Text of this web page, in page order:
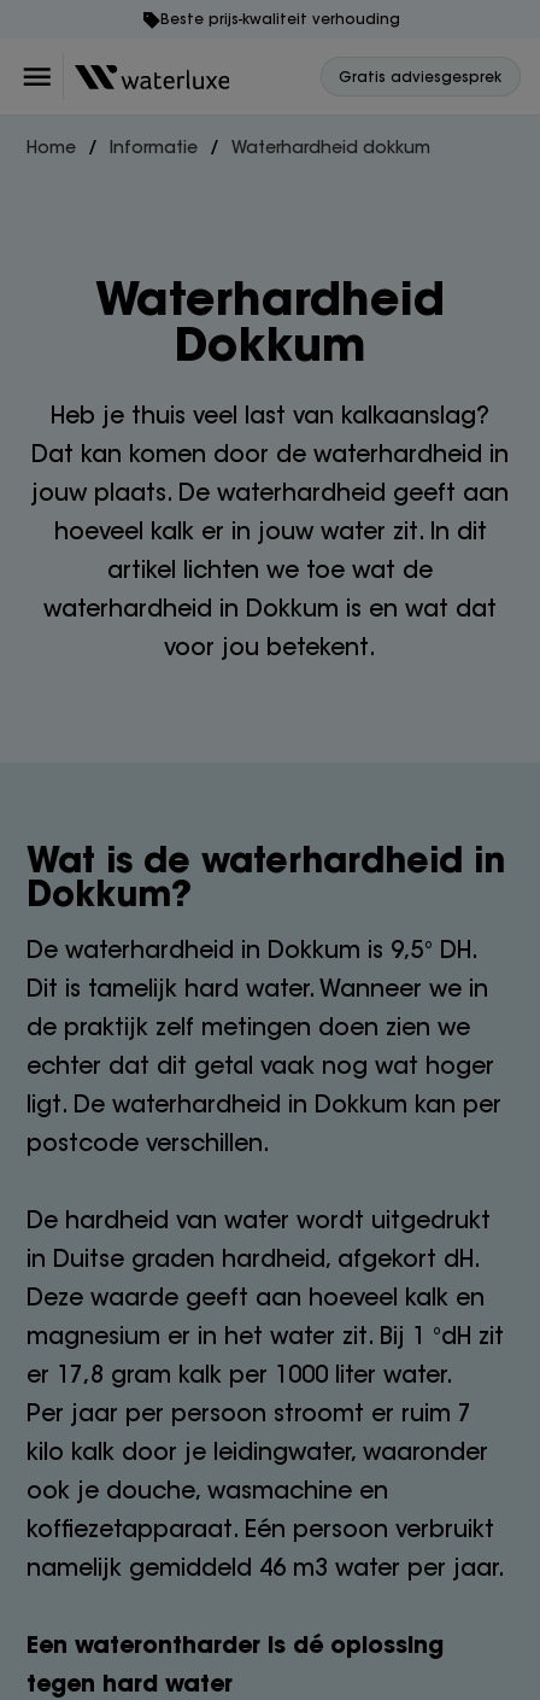
Beste prijs-kwaliteit verhouding
Gratis adviesgesprek
Home Informatie Waterhardheid dokkum
Waterhardheid
Dokkum
Heb je thuis veel last van kalkaanslag?
Dat kan komen door de waterhardheid in
jouw plaats. De waterhardheid geeft aan
hoeveel kalk er in jouw water zit. In dit
artikel lichten we toe wat de
waterhardheid in Dokkum is en wat dat
voor jou betekent.
Wat is de waterhardheid in
Dokkum?
De waterhardheid in Dokkum is 9,5° DH.
Dit is tamelijk hard water. Wanneer we in
de praktijk zelf metingen doen zien we
echter dat dit getal vaak nog wat hoger
ligt. De waterhardheid in Dokkum kan per
postcode verschillen.
De hardheid van water wordt uitgedrukt
in Duitse graden hardheid, afgekort dH.
Deze waarde geeft aan hoeveel kalk en
magnesium er in het water zit. Bij 1 °dH zit
er 17,8 gram kalk per 1000 liter water.
Per jaar per persoon stroomt er ruim 7
kilo kalk door je leidingwater, waaronder
ook je douche, wasmachine en
koffiezetapparaat. Eén persoon verbruikt
namelijk gemiddeld 46 m3 water per jaar.
Een waterontharder is dé oplossing
tegen hard water